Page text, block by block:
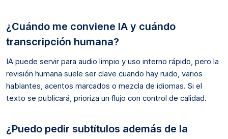
¿Cuándo me conviene IA y cuándo
transcripción humana?
IA puede servir para audio limpio y uso interno rápido, pero la
revisión humana suele ser clave cuando hay ruido, varios
hablantes, acentos marcados o mezcla de idiomas. Si el
texto se publicará, prioriza un flujo con control de calidad.
¿Puedo pedir subtítulos además de la